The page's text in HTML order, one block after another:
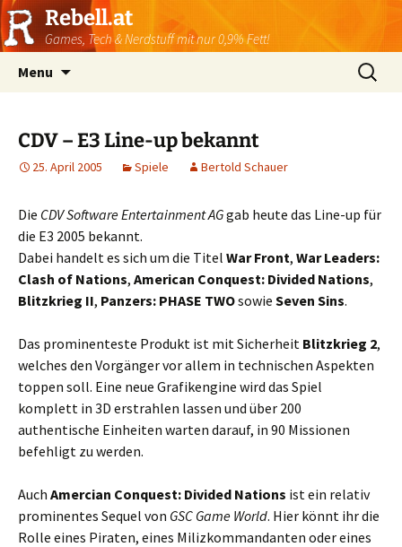
Rebell.at
Games, Tech & Nerdstuff mit nur 0,9% Fett!
Menu
Suchen
nach:
CDV – E3 Line-up bekannt
25. April 2005 Spiele Bertold Schauer
Die CDV Software Entertainment AGgab heute das Line-up für
die E3 2005 bekannt.
Dabei handelt es sich um die Titel War Front, War Leaders:
Clash of Nations, American Conquest: Divided Nations,
Blitzkrieg II, Panzers: PHASE TWOsowie Seven Sins.
Das prominenteste Produkt ist mit Sicherheit Blitzkrieg 2,
welches den Vorgänger vor allem in technischen Aspekten
toppen soll. Eine neue Grafikengine wird das Spiel
komplett in 3D erstrahlen lassen und über 200
authentische Einheiten warten darauf, in 90 Missionen
befehligt zu werden.
Auch Amercian Conquest: Divided Nations ist ein relativ
prominentes Sequel von GSC Game World. Hier könnt ihr die
Rolle eines Piraten, eines Milizkommandanten oder eines